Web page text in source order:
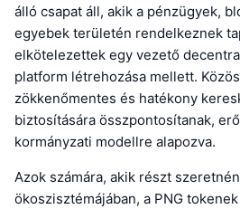
álló csapat áll, akik a pénzügyek,
egyebek területén rendelkeznek
elkötelezettek egy vezető
platform létrehozása mellett.
zökkenőmentes és hatékony
biztosítására összpontosítanak,
kormányzati modellre alapozva.
Azok számára, akik részt
ökoszisztémájában, a PNG